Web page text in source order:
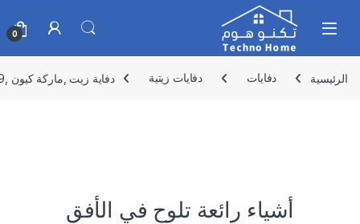
Skip to navigation
Skip to content
0
الرئيسية دفايات دفايات زيتية دفاية زيت ,ماركة كيون ,9 ريشة بقوة تدفئة 2000 واط , KRH/1009
أشياء رائعة تلوح في الأفق